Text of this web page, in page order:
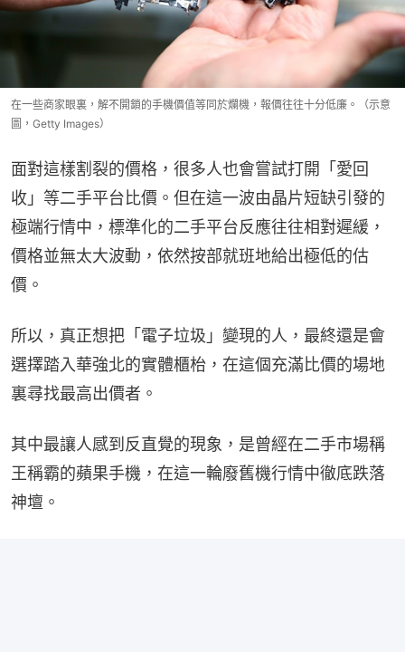
在一些商家眼裏，解不開鎖的手機價值等同於爛機，報價往往十分低廉。（示意
圖，Getty Images）
面對這樣割裂的價格，很多人也會嘗試打開「愛回
收」等二手平台比價。但在這一波由晶片短缺引發的
極端行情中，標準化的二手平台反應往往相對遲緩，
價格並無太大波動，依然按部就班地給出極低的估
價。
所以，真正想把「電子垃圾」變現的人，最終還是會
選擇踏入華強北的實體櫃枱，在這個充滿比價的場地
裏尋找最高出價者。
其中最讓人感到反直覺的現象，是曾經在二手市場稱
王稱霸的蘋果手機，在這一輪廢舊機行情中徹底跌落
神壇。